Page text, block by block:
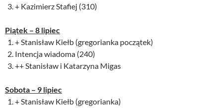
+ Kazimierz Stafiej (310)
Piątek – 8 lipiec
+ Stanisław Kiełb (gregorianka początek)
Intencja wiadoma (240)
++ Stanisław i Katarzyna Migas
Sobota – 9 lipiec
+ Stanisław Kiełb (gregorianka)